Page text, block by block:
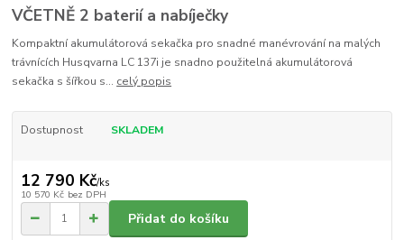
VČETNĚ 2 baterií a nabíječky
Kompaktní akumulátorová sekačka pro snadné manévrování na malých
trávnících Husqvarna LC 137i je snadno použitelná akumulátorová
sekačka s šířkou s... celý popis
Dostupnost SKLADEM
12 790 Kč/ks
10 570 Kč bez DPH
Přidat do košíku